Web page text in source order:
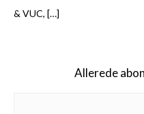
& VUC, […]
Allerede